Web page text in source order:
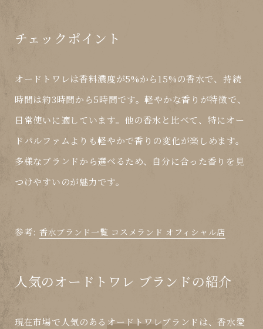
チェックポイント
オードトワレは香料濃度が5%から15%の香水で、持続
時間は約3時間から5時間です。軽やかな香りが特徴で、
日常使いに適しています。他の香水と比べて、特にオー
ドパルファムよりも軽やかで香りの変化が楽しめます。
多様なブランドから選べるため、自分に合った香りを見
つけやすいのが魅力です。
参考: 香水ブランド一覧 コスメランド オフィシャル店
人気のオードトワレ ブランドの紹介
現在市場で人気のある オードトワレブランドは、香水愛